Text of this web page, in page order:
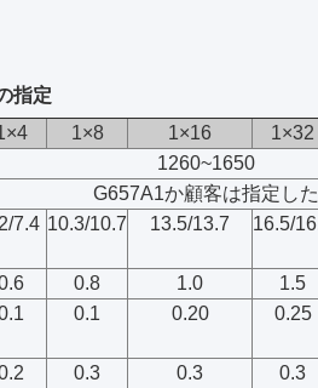
指定
1×8 1×16 1×32
1260~1650
G657A1か顧客は指定した
7.4 10.3/10.7 13.5/13.7 16.5/
0.8 1.0 1.5
0.1 0.20 0.25
0.3 0.3 0.3